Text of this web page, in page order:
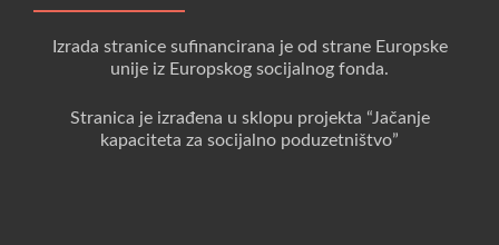
Izrada stranice sufinancirana je od strane Europske
unije iz Europskog socijalnog fonda.
Stranica je izrađena u sklopu projekta “Jačanje
kapaciteta za socijalno poduzetništvo”